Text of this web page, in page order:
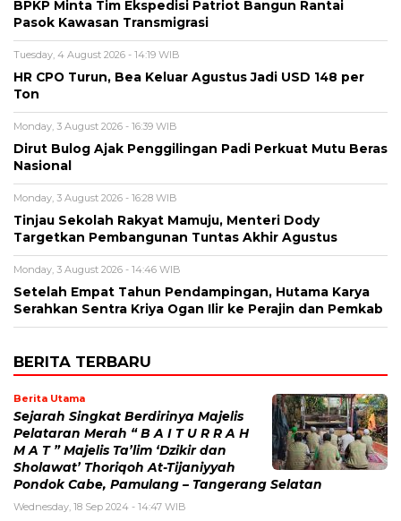
BPKP Minta Tim Ekspedisi Patriot Bangun Rantai
Pasok Kawasan Transmigrasi
Tuesday, 4 August 2026 - 14:19 WIB
HR CPO Turun, Bea Keluar Agustus Jadi USD 148 per
Ton
Monday, 3 August 2026 - 16:39 WIB
Dirut Bulog Ajak Penggilingan Padi Perkuat Mutu Beras
Nasional
Monday, 3 August 2026 - 16:28 WIB
Tinjau Sekolah Rakyat Mamuju, Menteri Dody
Targetkan Pembangunan Tuntas Akhir Agustus
Monday, 3 August 2026 - 14:46 WIB
Setelah Empat Tahun Pendampingan, Hutama Karya
Serahkan Sentra Kriya Ogan Ilir ke Perajin dan Pemkab
BERITA TERBARU
Berita Utama
Sejarah Singkat Berdirinya Majelis
Pelataran Merah “ B A I T U R R A H
M A T ” Majelis Ta’lim ‘Dzikir dan
Sholawat’ Thoriqoh At-Tijaniyyah
Pondok Cabe, Pamulang – Tangerang Selatan
Wednesday, 18 Sep 2024 - 14:47 WIB